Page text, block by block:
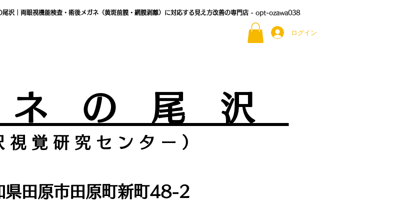
沢｜両眼視機能検査・術後メガネ（黄斑前膜・網膜剥離）に対応する見え方改善の専門店 - opt-ozawa038
ログイン
ネ の 尾 沢
視 覚 研 究 セ ン タ ー ）
県田原市田原町新町48-2